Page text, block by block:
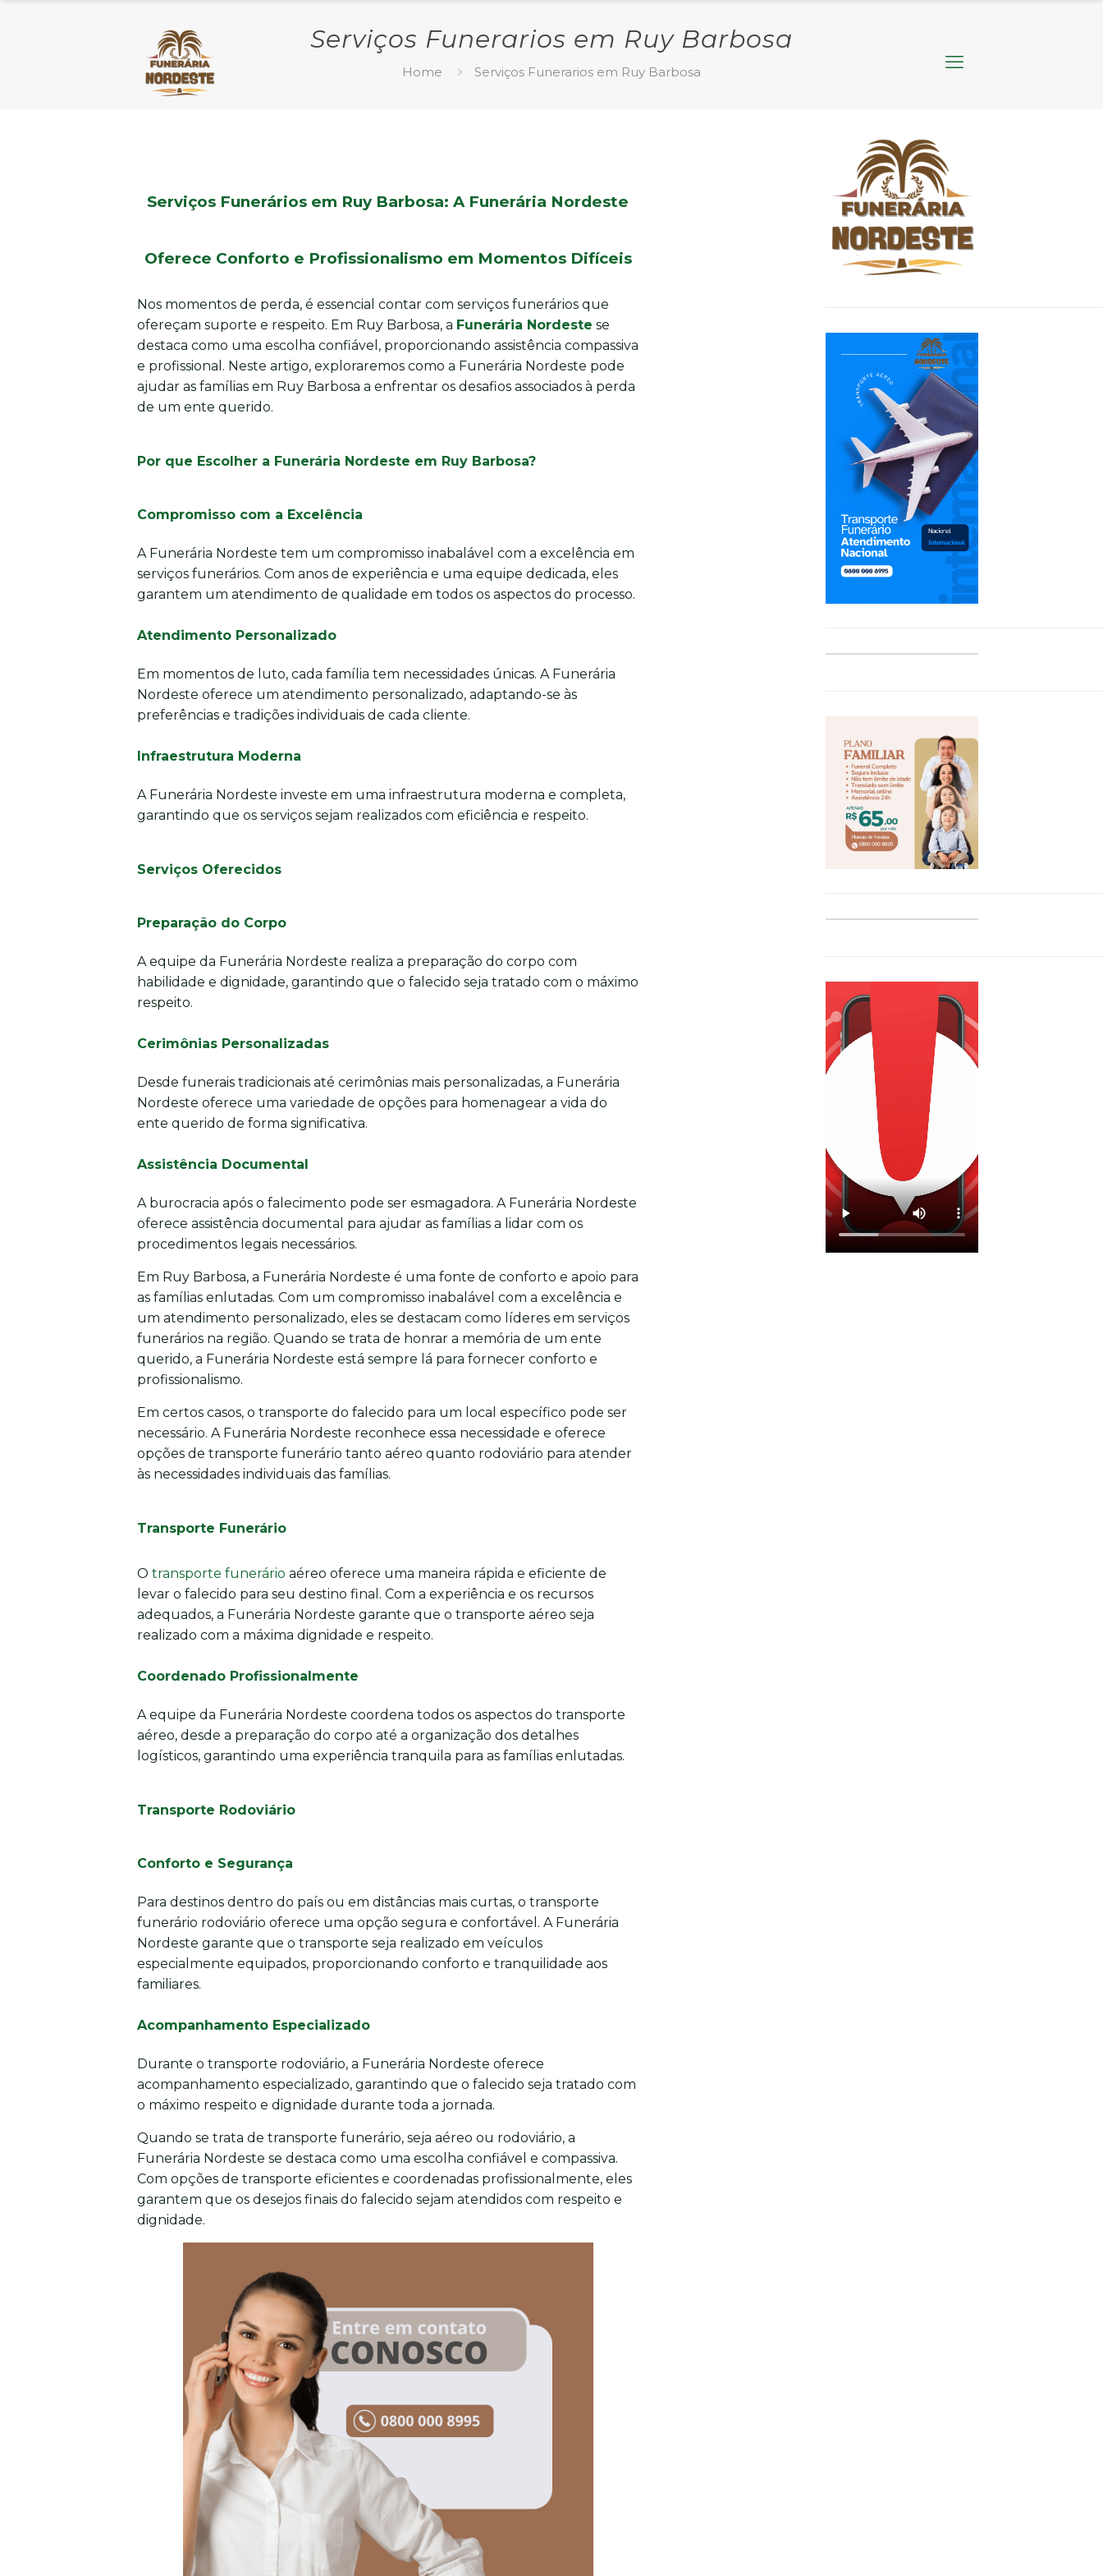
Serviços Funerarios em Ruy Barbosa
Home Serviços Funerarios em Ruy Barbosa
Serviços Funerários em Ruy Barbosa: A Funerária Nordeste
Oferece Conforto e Profissionalismo em Momentos Difíceis
Nos momentos de perda, é essencial contar com serviços funerários que
ofereçam suporte e respeito. Em Ruy Barbosa, a Funerária Nordeste se
destaca como uma escolha confiável, proporcionando assistência compassiva
e profissional. Neste artigo, exploraremos como a Funerária Nordeste pode
ajudar as famílias em Ruy Barbosa a enfrentar os desafios associados à perda
de um ente querido.
Por que Escolher a Funerária Nordeste em Ruy Barbosa?
Compromisso com a Excelência
A Funerária Nordeste tem um compromisso inabalável com a excelência em
serviços funerários. Com anos de experiência e uma equipe dedicada, eles
garantem um atendimento de qualidade em todos os aspectos do processo.
Atendimento Personalizado
Em momentos de luto, cada família tem necessidades únicas. A Funerária
Nordeste oferece um atendimento personalizado, adaptando-se às
preferências e tradições individuais de cada cliente.
Infraestrutura Moderna
A Funerária Nordeste investe em uma infraestrutura moderna e completa,
garantindo que os serviços sejam realizados com eficiência e respeito.
Serviços Oferecidos
Preparação do Corpo
A equipe da Funerária Nordeste realiza a preparação do corpo com
habilidade e dignidade, garantindo que o falecido seja tratado com o máximo
respeito.
Cerimônias Personalizadas
Desde funerais tradicionais até cerimônias mais personalizadas, a Funerária
Nordeste oferece uma variedade de opções para homenagear a vida do
ente querido de forma significativa.
Assistência Documental
A burocracia após o falecimento pode ser esmagadora. A Funerária Nordeste
oferece assistência documental para ajudar as famílias a lidar com os
procedimentos legais necessários.
Em Ruy Barbosa, a Funerária Nordeste é uma fonte de conforto e apoio para
as famílias enlutadas. Com um compromisso inabalável com a excelência e
um atendimento personalizado, eles se destacam como líderes em serviços
funerários na região. Quando se trata de honrar a memória de um ente
querido, a Funerária Nordeste está sempre lá para fornecer conforto e
profissionalismo.
Em certos casos, o transporte do falecido para um local específico pode ser
necessário. A Funerária Nordeste reconhece essa necessidade e oferece
opções de transporte funerário tanto aéreo quanto rodoviário para atender
às necessidades individuais das famílias.
Transporte Funerário
O transporte funerário aéreo oferece uma maneira rápida e eficiente de
levar o falecido para seu destino final. Com a experiência e os recursos
adequados, a Funerária Nordeste garante que o transporte aéreo seja
realizado com a máxima dignidade e respeito.
Coordenado Profissionalmente
A equipe da Funerária Nordeste coordena todos os aspectos do transporte
aéreo, desde a preparação do corpo até a organização dos detalhes
logísticos, garantindo uma experiência tranquila para as famílias enlutadas.
Transporte Rodoviário
Conforto e Segurança
Para destinos dentro do país ou em distâncias mais curtas, o transporte
funerário rodoviário oferece uma opção segura e confortável. A Funerária
Nordeste garante que o transporte seja realizado em veículos
especialmente equipados, proporcionando conforto e tranquilidade aos
familiares.
Acompanhamento Especializado
Durante o transporte rodoviário, a Funerária Nordeste oferece
acompanhamento especializado, garantindo que o falecido seja tratado com
o máximo respeito e dignidade durante toda a jornada.
Quando se trata de transporte funerário, seja aéreo ou rodoviário, a
Funerária Nordeste se destaca como uma escolha confiável e compassiva.
Com opções de transporte eficientes e coordenadas profissionalmente, eles
garantem que os desejos finais do falecido sejam atendidos com respeito e
dignidade.